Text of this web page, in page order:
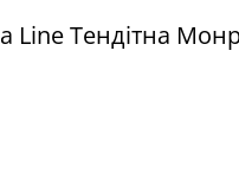
Line Тендітна